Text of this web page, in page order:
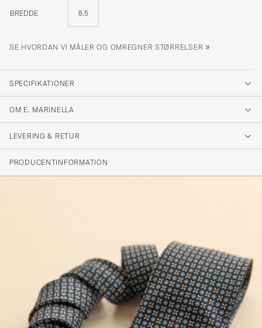
BREDDE 8,5
SE HVORDAN VI MÅLER OG OMREGNER STØRRELSER »
SPECIFIKATIONER
OM E. MARINELLA
LEVERING & RETUR
PRODUCENTINFORMATION